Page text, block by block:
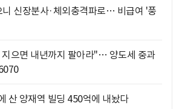
니 신장분사·체외충격파로… 비급여 '풍
지으면 내년까지 팔아라"… 양도세 중과
산 양재역 빌딩 450억에 내놨다